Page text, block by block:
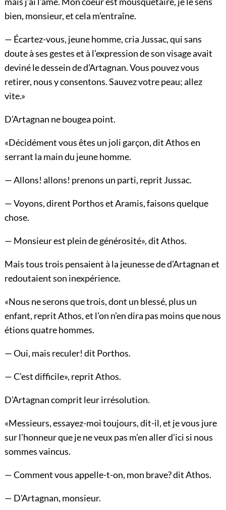
bien, monsieur, et cela m’entraîne.
— Écartez-vous, jeune homme, cria Jussac, qui sans
doute à ses gestes et à l’expression de son visage avait
deviné le dessein de d’Artagnan. Vous pouvez vous
retirer, nous y consentons. Sauvez votre peau; allez
vite.»
D’Artagnan ne bougea point.
«Décidément vous êtes un joli garçon, dit Athos en
serrant la main du jeune homme.
— Allons! allons! prenons un parti, reprit Jussac.
— Voyons, dirent Porthos et Aramis, faisons quelque
chose.
— Monsieur est plein de générosité», dit Athos.
Mais tous trois pensaient à la jeunesse de d’Artagnan et
redoutaient son inexpérience.
«Nous ne serons que trois, dont un blessé, plus un
enfant, reprit Athos, et l’on n’en dira pas moins que nous
étions quatre hommes.
— Oui, mais reculer! dit Porthos.
— C’est difficile», reprit Athos.
D’Artagnan comprit leur irrésolution.
«Messieurs, essayez-moi toujours, dit-il, et je vous jure
sur l’honneur que je ne veux pas m’en aller d’ici si nous
sommes vaincus.
— Comment vous appelle-t-on, mon brave? dit Athos.
— D’Artagnan, monsieur.